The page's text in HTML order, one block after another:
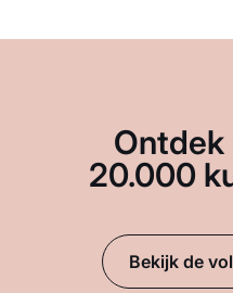
Ontdek
20.000
Bekijk de